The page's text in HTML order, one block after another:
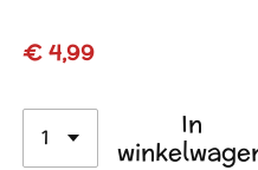
€ 4,99
In